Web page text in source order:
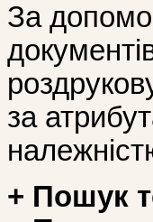
За
за
+ Пошук